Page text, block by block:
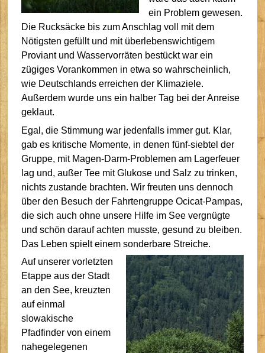
ein Problem gewesen.
Die Rucksäcke bis zum Anschlag voll mit dem
Nötigsten gefüllt und mit überlebenswichtigem
Proviant und Wasservorräten bestückt war ein
zügiges Vorankommen in etwa so wahrscheinlich,
wie Deutschlands erreichen der Klimaziele.
Außerdem wurde uns ein halber Tag bei der Anreise
geklaut.
Egal, die Stimmung war jedenfalls immer gut. Klar,
gab es kritische Momente, in denen fünf-siebtel der
Gruppe, mit Magen-Darm-Problemen am Lagerfeuer
lag und, außer Tee mit Glukose und Salz zu trinken,
nichts zustande brachten. Wir freuten uns dennoch
über den Besuch der Fahrtengruppe Ocicat-Pampas,
die sich auch ohne unsere Hilfe im See vergnügte
und schön darauf achten musste, gesund zu bleiben.
Das Leben spielt einem sonderbare Streiche.
Auf unserer vorletzten
Etappe aus der Stadt
an den See, kreuzten
auf einmal
slowakische
Pfadfinder von einem
nahegelegenen